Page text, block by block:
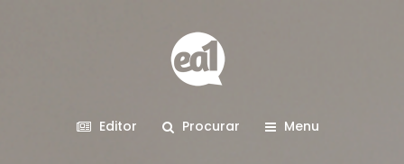
Editor Procurar Menu